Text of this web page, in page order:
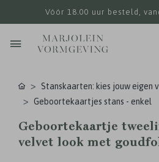
Vóór 18.00 uur besteld,
Stanskaarten: kies jouw eigen
Geboortekaartjes stans - enkel
Geboortekaartje
velvet look met